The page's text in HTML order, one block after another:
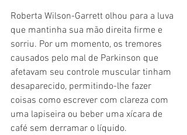
Roberta Wilson-Garrett olhou para a luva
que mantinha sua mão direita firme e
sorriu. Por um momento, os tremores
causados pelo mal de Parkinson que
afetavam seu controle muscular tinham
desaparecido, permitindo-lhe fazer
coisas como escrever com clareza com
uma lapiseira ou beber uma xícara de
café sem derramar o líquido.